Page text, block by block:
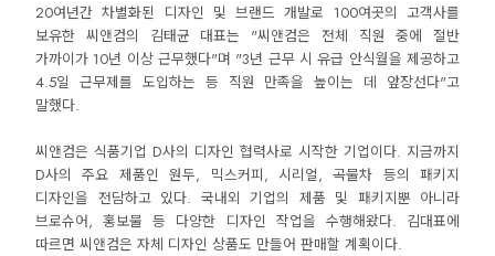
20여년간 차별화된 디자인 및 브랜드 개발로 100여곳의 고객사를
보유한 씨앤컴의 김태균 대표는 "씨앤컴은 전체 직원 중에 절반
가까이가 10년 이상 근무했다"며 "3년 근무 시 유급 안식월을 제공하고
4.5일 근무제를 도입하는 등 직원 만족을 높이는 데 앞장선다"고
말했다.
씨앤컴은 식품기업 D사의 디자인 협력사로 시작한 기업이다. 지금까지
D사의 주요 제품인 원두, 믹스커피, 시리얼, 곡물차 등의 패키지
디자인을 전담하고 있다. 국내외 기업의 제품 및 패키지뿐 아니라
브로슈어, 홍보물 등 다양한 디자인 작업을 수행해왔다. 김대표에
따르면 씨앤컴은 자체 디자인 상품도 만들어 판매할 계획이다.